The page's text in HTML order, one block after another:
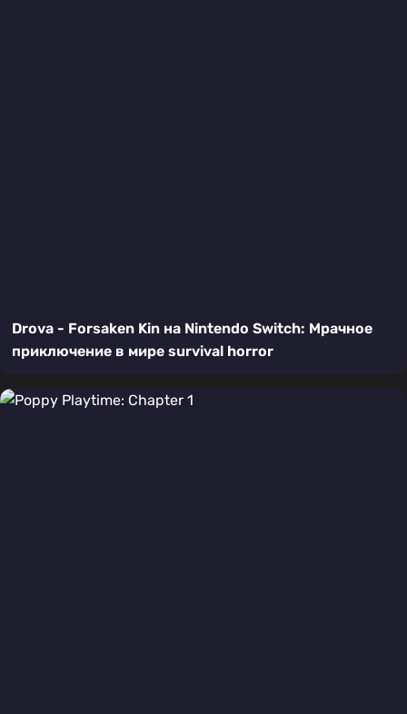
Drova - Forsaken Kin на Nintendo Switch: Мрачное
приключение в мире survival horror